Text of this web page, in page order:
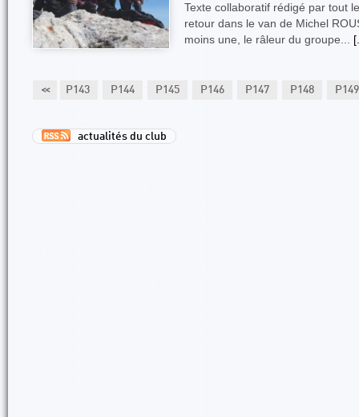
Texte collaboratif rédigé par tout
retour dans le van de Michel
moins une, le râleur du groupe...
<<
P142 P143 P144 P145 P146 P147 P148 P149
actualités du club